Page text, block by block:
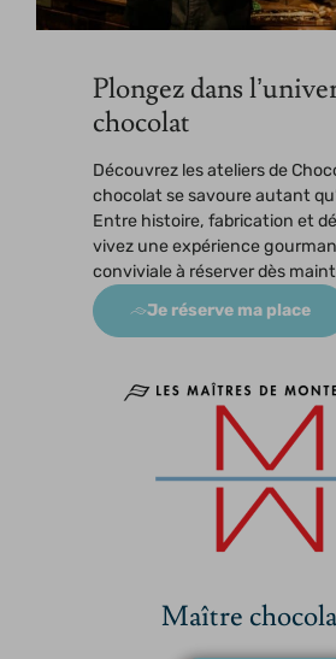
Plongez dans
chocolat
Découvrez les ateliers de
chocolat se savoure autant
Entre histoire, fabrication et
vivez une expérience
conviviale à réserver dès
Je réserve ma place
Maître